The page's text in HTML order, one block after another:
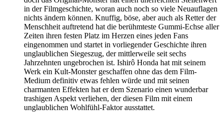
in der Filmgeschichte, woran auch noch so viele Neuauflagen
nichts ändern können. Knuffig, böse, aber auch als Retter der
Menschheit auftretend hat die berühmteste Gummi-Echse aller
Zeiten ihren festen Platz im Herzen eines jeden Fans
eingenommen und startet in vorliegender Geschichte ihren
unglaublichen Siegeszug, der mittlerweile seit sechs
Jahrzehnten ungebrochen ist. Ishirô Honda hat mit seinem
Werk ein Kult-Monster geschaffen ohne das dem Film-
Medium definitiv etwas fehlen würde und mit seinen
charmanten Effekten hat er dem Szenario einen wunderbar
trashigen Aspekt verliehen, der diesen Film mit einem
unglaublichen Wohlfühl-Faktor ausstattet.